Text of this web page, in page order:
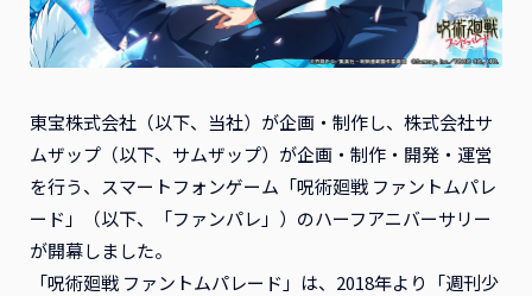
東宝株式会社（以下、当社）が企画・制作し、株式会社サ
ムザップ（以下、サムザップ）が企画・制作・開発・運営
を行う、スマートフォンゲーム「呪術廻戦 ファントムパレ
ード」（以下、「ファンパレ」）のハーフアニバーサリー
が開幕しました。
「呪術廻戦 ファントムパレード」は、2018年より「週刊少